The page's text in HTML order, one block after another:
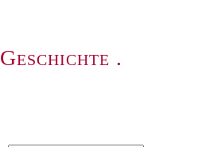
Geschichte .